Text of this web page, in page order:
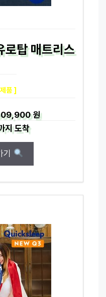
탑 매트리스
품 ]
원
지도착
기